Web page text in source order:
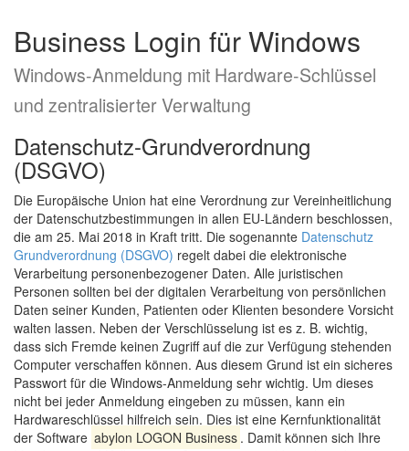
Business Login für Windows
Windows-Anmeldung mit Hardware-Schlüssel
und zentralisierter Verwaltung
Datenschutz-Grundverordnung
(DSGVO)
Die Europäische Union hat eine Verordnung zur Vereinheitlichung
der Datenschutzbestimmungen in allen EU-Ländern beschlossen,
die am 25. Mai 2018 in Kraft tritt. Die sogenannte Datenschutz
Grundverordnung (DSGVO) regelt dabei die elektronische
Verarbeitung personenbezogener Daten. Alle juristischen
Personen sollten bei der digitalen Verarbeitung von persönlichen
Daten seiner Kunden, Patienten oder Klienten besondere Vorsicht
walten lassen. Neben der Verschlüsselung ist es z. B. wichtig,
dass sich Fremde keinen Zugriff auf die zur Verfügung stehenden
Computer verschaffen können. Aus diesem Grund ist ein sicheres
Passwort für die Windows-Anmeldung sehr wichtig. Um dieses
nicht bei jeder Anmeldung eingeben zu müssen, kann ein
Hardwareschlüssel hilfreich sein. Dies ist eine Kernfunktionalität
der Software abylon LOGON Business . Damit können sich Ihre